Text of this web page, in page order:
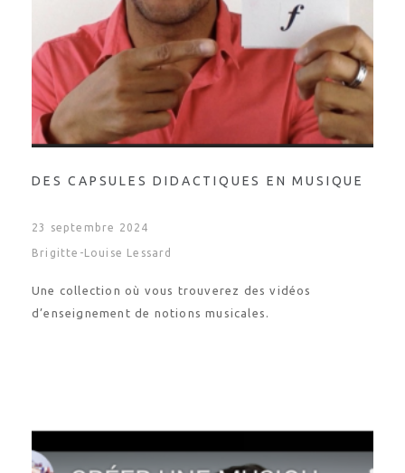
DES CAPSULES DIDACTIQUES EN MUSIQUE
23 septembre 2024
Brigitte-Louise Lessard
Une collection où vous trouverez des vidéos
d’enseignement de notions musicales.